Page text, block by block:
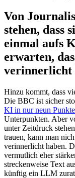
Von
stehen, dass
einmal aufs
erwarten,
verinnerlicht
Hinzu kommt, dass
Die BBC ist sicher
KI in nur neun
Unterpunkten. Aber
unter Zeitdruck
trauen, kann man
verinnerlicht haben.
vermutlich eher
streckenweise Text
künftig ein LLM